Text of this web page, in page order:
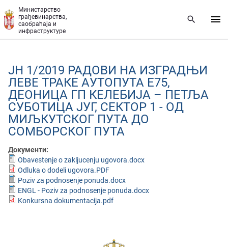
Министарство
грађевинарства,
саобраћаја и
инфраструктуре
ЈН 1/2019 РАДОВИ НА ИЗГРАДЊИ
ЛЕВЕ ТРАКЕ АУТОПУТА Е75,
ДЕОНИЦА ГП КЕЛЕБИЈА – ПЕТЉА
СУБОТИЦА ЈУГ, СЕКТОР 1 - ОД
МИЉКУТСКОГ ПУТА ДО
СОМБОРСКОГ ПУТА
Документи:
Obavestenje o zakljucenju ugovora.docx
Odluka o dodeli ugovora.PDF
Poziv za podnosenje ponuda.docx
ENGL - Poziv za podnosenje ponuda.docx
Konkursna dokumentacija.pdf